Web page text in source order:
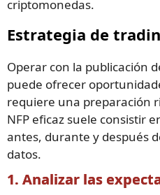
criptomonedas.
Estrategia de
Operar con la publicación
puede ofrecer
requiere una preparación
NFP eficaz suele consistir
antes, durante y después
datos.
1. Analizar las